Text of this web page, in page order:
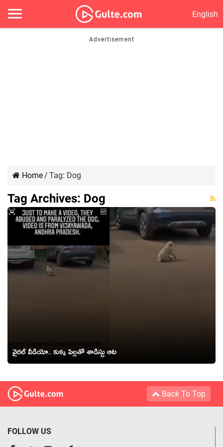
English
Home/ Tag: Dog
Tag Archives: Dog
వైర‌ల్ వీడియో.. కుక్క పిల్లతో శాడిస్టు ఆట‌
Back To Top
FOLLOW US